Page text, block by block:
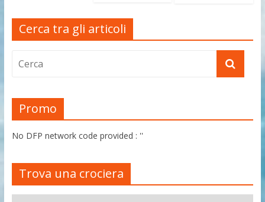
Cerca tra gli articoli
Promo
No DFP network code provided : ''
Trova una crociera